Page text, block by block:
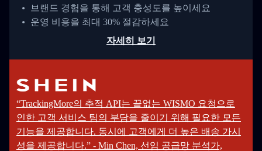
브랜드 경험을 통해 고객 충성도를 높이세요
운영 비용을 최대 30% 절감하세요
자세히 보기
“TrackingMore의 추적 API는 끝없는 WISMO 요청으로
인한 고객 서비스 팀의 부담을 줄이기 위해 필요한 모든
기능을 제공합니다. 동시에 고객에게 더 높은 배송 가시
성을 제공합니다.” - Min Chen, 선임 공급망 분석가,